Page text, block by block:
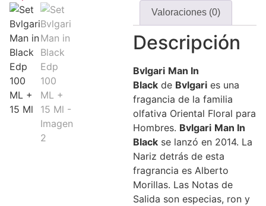
Valoraciones (0)
Descripción
Bvlgari Man In
Black de Bvlgari es una
fragancia de la familia
olfativa Oriental Floral para
Hombres. Bvlgari Man In
Black se lanzó en 2014. La
Nariz detrás de esta
fragrancia es Alberto
Morillas. Las Notas de
Salida son especias, ron y